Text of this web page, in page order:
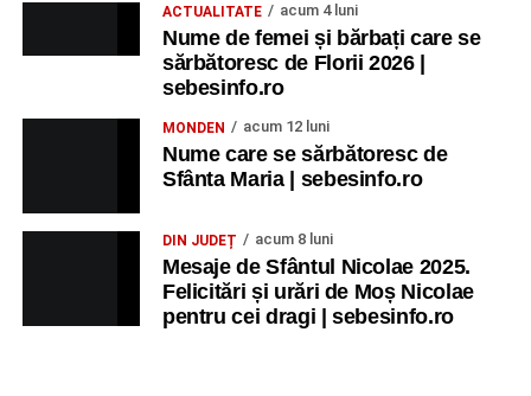
ACTUALITATE acum 4 luni
Nume de femei și bărbați care se
sărbătoresc de Florii 2026 |
sebesinfo.ro
MONDEN acum 12 luni
Nume care se sărbătoresc de
Sfânta Maria | sebesinfo.ro
DIN JUDEȚ acum 8 luni
Mesaje de Sfântul Nicolae 2025.
Felicitări și urări de Moș Nicolae
pentru cei dragi | sebesinfo.ro